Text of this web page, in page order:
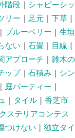
階段
シャビーシッ
リー 足元 下草
ブルーベリー
生垣
ない 石畳 目線
アプローチ
雑木の
ップ｜ 石積み
シン
庭パーティー
タイル
香芝市
ステリアコンテス
つけない
独立タイ